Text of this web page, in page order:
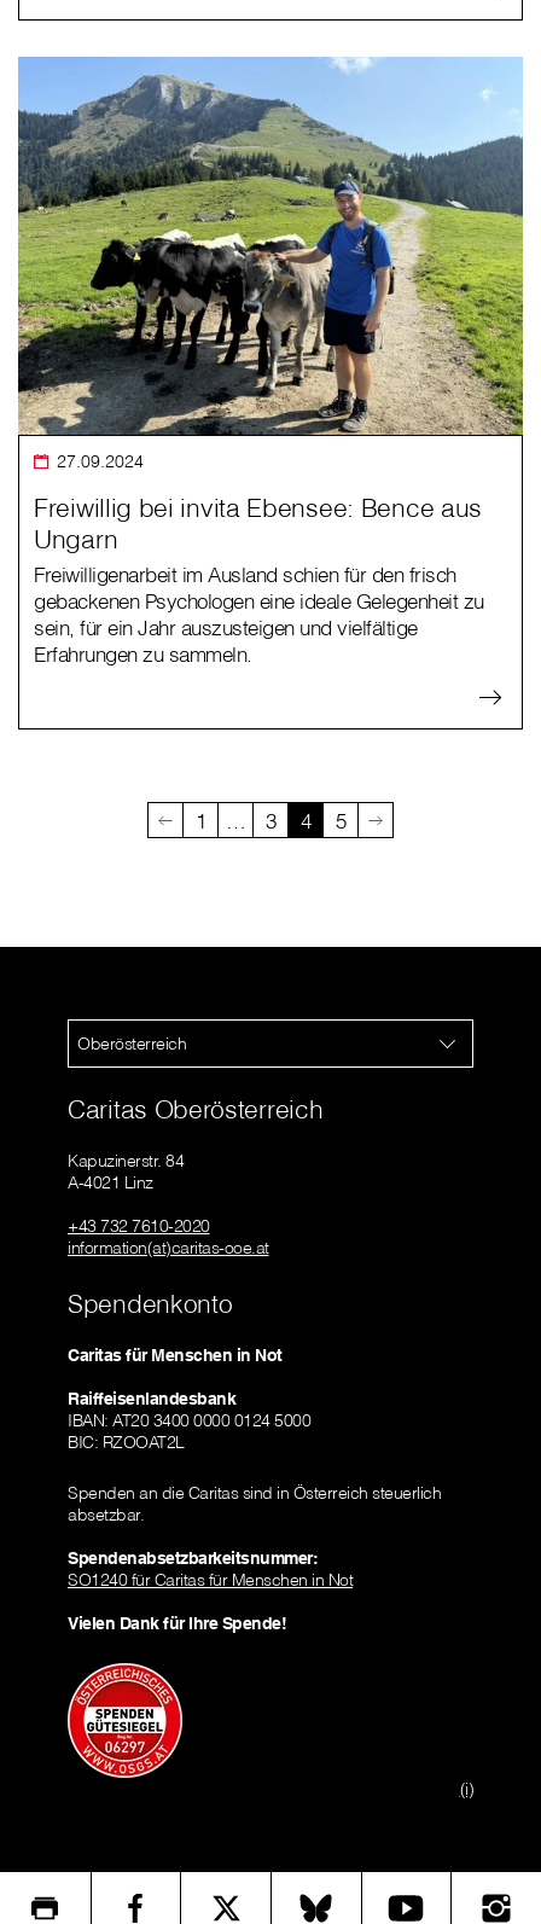
27.09.2024
Freiwillig bei invita Ebensee: Bence aus
Ungarn
Freiwilligenarbeit im Ausland schien für den frisch
gebackenen Psychologen eine ideale Gelegenheit zu
sein, für ein Jahr auszusteigen und vielfältige
Erfahrungen zu sammeln.
1 … 3 4 5
Oberösterreich
Caritas Oberösterreich
Kapuzinerstr. 84
A-4021 Linz
+43 732 7610-2020
information(at)caritas-ooe.at
Spendenkonto
Caritas für Menschen in Not
Raiffeisenlandesbank
IBAN: AT20 3400 0000 0124 5000
BIC: RZOOAT2L
Spenden an die Caritas sind in Österreich steuerlich
absetzbar.
Spendenabsetzbarkeitsnummer:
SO1240 für Caritas für Menschen in Not
Vielen Dank für Ihre Spende!
(i)